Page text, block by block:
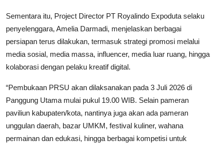
Sementara itu, Project Director PT Royalindo Expoduta selaku
penyelenggara, Amelia Darmadi, menjelaskan berbagai
persiapan terus dilakukan, termasuk strategi promosi melalui
media sosial, media massa, influencer, media luar ruang, hingga
kolaborasi dengan pelaku kreatif digital.
“Pembukaan PRSU akan dilaksanakan pada 3 Juli 2026 di
Panggung Utama mulai pukul 19.00 WIB. Selain pameran
paviliun kabupaten/kota, nantinya juga akan ada pameran
unggulan daerah, bazar UMKM, festival kuliner, wahana
permainan dan edukasi, hingga berbagai kompetisi untuk